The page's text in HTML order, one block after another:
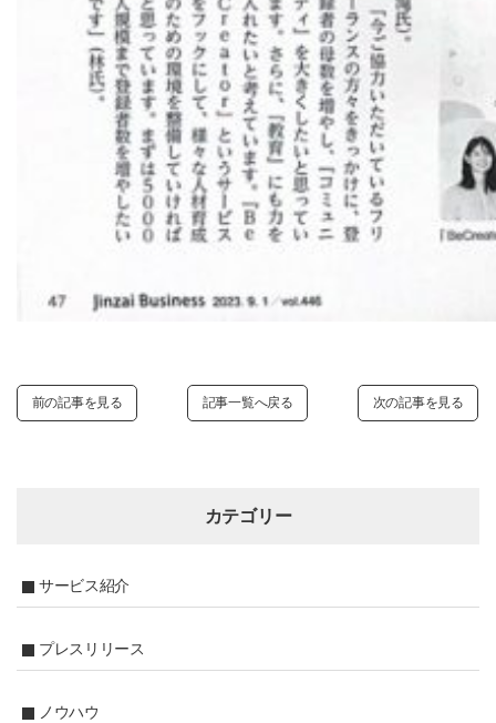
前の記事を見る 記事一覧へ戻る 次の記事を見る
カテゴリー
サービス紹介
プレスリリース
ノウハウ